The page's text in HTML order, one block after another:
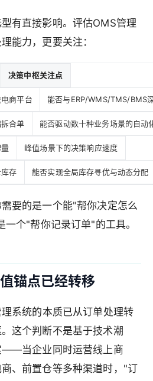
有直接影响。评估OMS管理
能力，更要关注：
决策中枢关注点
商平台 能否与ERP/WMS/TMS/BMS
合单 能否驱动数十种业务场景的自动
峰值场景下的决策响应速度
存 能否实现全局库存寻优与动态分配
要的是一个能"帮你决定怎么
个"帮你记录订单"的工具。
锚点已经转移
系统的本质已从订单处理转
这个判断不是基于技术潮
——当企业同时运营线上商
、前置仓等多种渠道时，"订